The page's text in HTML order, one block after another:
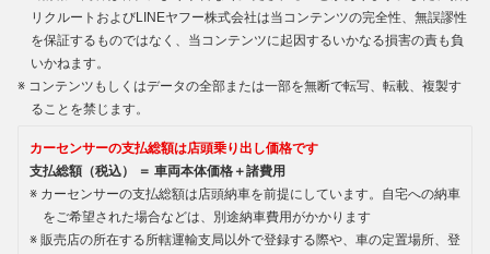
リクルートおよびLINEヤフー株式会社は当コンテンツの完全性、無誤謬性
を保証するものではなく、当コンテンツに起因するいかなる損害の責も負
いかねます。
コンテンツもしくはデータの全部または一部を無断で転写、転載、複製す
ることを禁じます。
カーセンサーの支払総額は店頭乗り出し価格です
支払総額（税込） ＝ 車両本体価格＋諸費用
カーセンサーの支払総額は店頭納車を前提にしています。自宅への納車
をご希望された場合などは、別途納車費用がかかります
販売店の所在する所轄運輸支局以外で登録する際や、車の定置場所、登